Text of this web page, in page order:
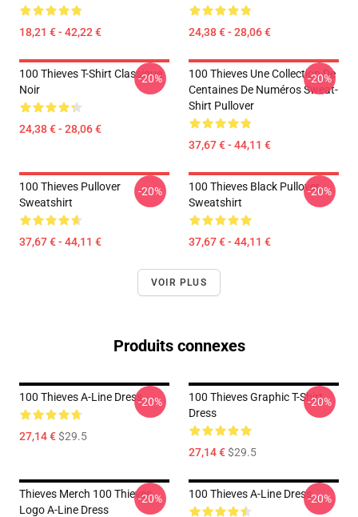
18,21 € - 42,22 € 24,38 € - 28,06 €
100 Thieves T-Shirt Classique
Noir
24,38 € - 28,06 €
-20%
100 Thieves Une Collection De
Centaines De Numéros Sweat-
Shirt Pullover
37,67 € - 44,11 €
-20%
100 Thieves Pullover
Sweatshirt
37,67 € - 44,11 €
-20%
100 Thieves Black Pullover
Sweatshirt
37,67 € - 44,11 €
-20%
VOIR PLUS
Produits connexes
100 Thieves A-Line Dress
27,14 €$29.5
-20%
100 Thieves Graphic T-Shirt
Dress
27,14 €$29.5
-20%
Thieves Merch 100 Thieves
Logo A-Line Dress
-20% 100 Thieves A-Line Dress-20%